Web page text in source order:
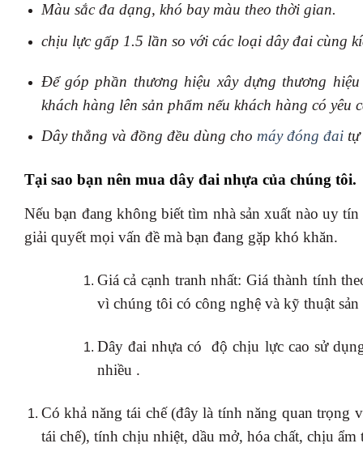
Màu sắc đa dạng, khó bay màu theo thời gian.
chịu lực gấp 1.5 lần so với các loại dây đai cùng
Để góp phần thương hiệu xây dựng thương
khách hàng lên sản phẩm nếu khách hàng có yêu
Dây thẳng và đồng đều dùng cho máy đóng đaitự
Tại sao bạn nên mua dây đai nhựa của chúng tôi.
Nếu bạn đang không biết tìm nhà sản xuất nào uy
giải quyết mọi vấn đề mà bạn đang gặp khó khăn.
Giá cả cạnh tranh nhất: Giá thành tính
vì chúng tôi có công nghệ và kỹ thuật
Dây đai nhựa có độ chịu lực cao sử
nhiều .
Có khả năng tái chế (đây là tính năng quan trọng
tái chế), tính chịu nhiệt, dầu mở, hóa chất, chịu